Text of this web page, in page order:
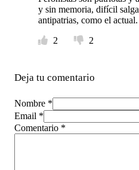
y sin memoria, difícil
antipatrias, como el actual.
2
2
Deja tu comentario
Nombre *
Email *
Comentario *